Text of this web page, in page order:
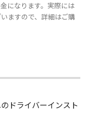
になります。実際には
ますので、詳細はご購
ドライバーインスト